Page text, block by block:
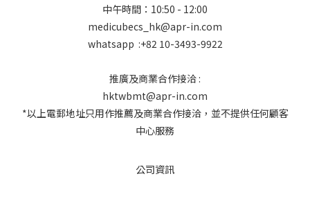
中午時間：10:50 - 12:00
medicubecs_hk@apr-in.com
whatsapp :+82 10-3493-9922
推廣及商業合作接洽 :
hktwbmt@apr-in.com
*以上電郵地址只用作推薦及商業合作接洽，並不提供任何顧客
中心服務
公司資訊